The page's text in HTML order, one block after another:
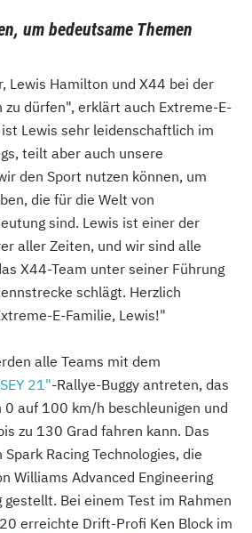
um bedeutsame Themen
Lewis Hamilton und X44 bei der
zu dürfen", erklärt auch Extreme-E-
Lewis sehr leidenschaftlich im
teilt aber auch unsere
den Sport nutzen können, um
die für die Welt von
sind. Lewis ist einer der
aller Zeiten, und wir sind alle
X44-Team unter seiner Führung
schlägt. Herzlich
E-Familie, Lewis!"
alle Teams mit dem
21"-Rallye-Buggy antreten, das
0 auf 100 km/h beschleunigen und
zu 130 Grad fahren kann. Das
Racing Technologies, die
Williams Advanced Engineering
gestellt. Bei einem Test im Rahmen
erreichte Drift-Profi Ken Block im